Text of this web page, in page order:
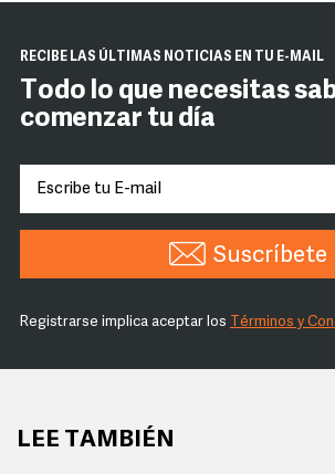
RECIBE LAS ÚLTIMAS NOTICIAS EN TU E-MAIL
Todo lo que necesitas
comenzar tu día
Suscríbete
Registrarse implica aceptar los Términos y
LEE TAMBIÉN